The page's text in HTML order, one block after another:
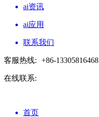
ai资讯
ai应用
联系我们
客服热线: +86-13305816468
在线联系:
首页